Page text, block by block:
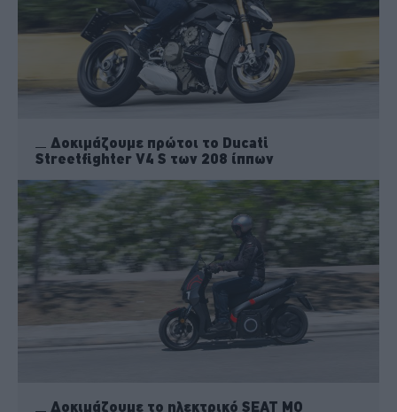
Δοκιμάζουμε πρώτοι το Ducati
Streetfighter V4 S των 208 ίππων
Δοκιμάζουμε το ηλεκτρικό SEAT MO